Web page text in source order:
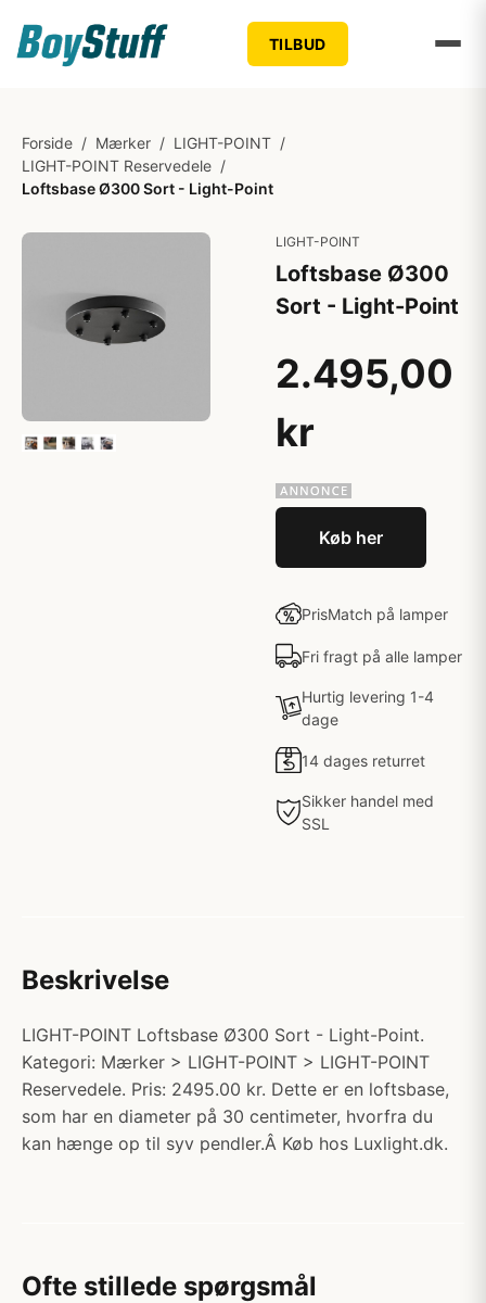
TILBUD
Forside / Mærker / LIGHT-POINT /
LIGHT-POINT Reservedele /
Loftsbase Ø300 Sort - Light-Point
LIGHT-POINT
Loftsbase Ø300
Sort - Light-Point
2.495,00
kr
Køb her
PrisMatch på lamper
Fri fragt på alle lamper
Hurtig levering 1-4
dage
14 dages returret
Sikker handel med
SSL
Beskrivelse
LIGHT-POINT Loftsbase Ø300 Sort - Light-Point.
Kategori: Mærker > LIGHT-POINT > LIGHT-POINT
Reservedele. Pris: 2495.00 kr. Dette er en loftsbase,
som har en diameter på 30 centimeter, hvorfra du
kan hænge op til syv pendler.Â Køb hos Luxlight.dk.
Ofte stillede spørgsmål